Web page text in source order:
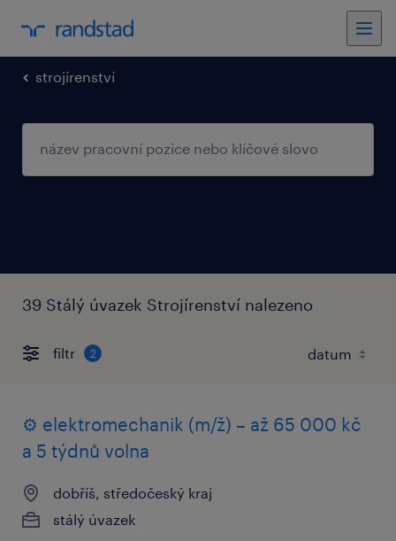
strojírenství
39 Stálý úvazek Strojírenství nalezeno
filtr 2
⚙️ elektromechanik (m/ž) – až 65 000 kč
a 5 týdnů volna
dobříš, středočeský kraj
stálý úvazek